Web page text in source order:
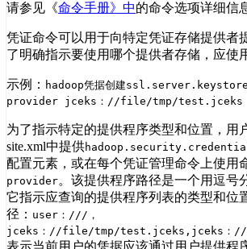
请参见《命令手册》中的命令选项详细信
凭证命令可以用于向特定凭证存储提供者
了明确指示要使用哪个提供者存储，应使
示例： hadoop凭据创建
provider jceks：//file/tmp/test.jceks
为了指示特定的提供程序类型和位置，用
site.xml中提供
配置元素，或在每个凭证管理命令上使用
provider。该提供程序路径是一个用逗号
它指示应查询的提供程序列表的类型和位
径： user：///，
jceks：//file/tmp/test.jceks,jceks：//